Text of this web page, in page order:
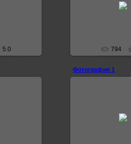
5.0 794
Фотография 1